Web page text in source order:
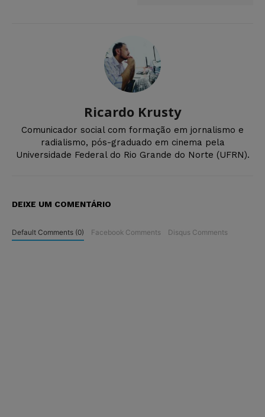
Ricardo Krusty
Comunicador social com formação em jornalismo e
radialismo, pós-graduado em cinema pela
Universidade Federal do Rio Grande do Norte (UFRN).
DEIXE UM COMENTÁRIO
Default Comments (0) Facebook Comments Disqus Comments